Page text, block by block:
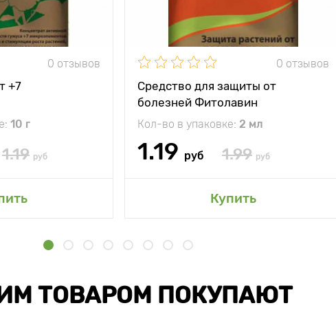
0 отзывов
+7
10 г
1.19 руб
0 отзывов
Средство для защиты от
болезней Фитолавин
Кол-во в упаковке: 2 мл
1.19 руб 1.99 руб
Купить
ТОВАРОМ ПОКУПАЮТ